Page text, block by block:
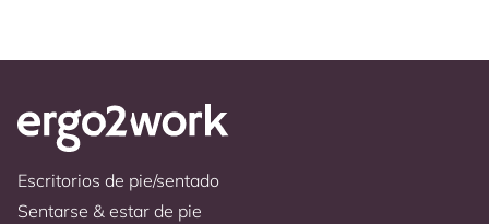
Escritorios de pie/sentado
Sentarse & estar de pie